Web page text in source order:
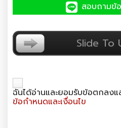
สอบถามข้
ยืนยันตัวตน Slide To
ฉันได้อ่านและยอมรับข้อตกลงแ
ข้อกำหนดและเงื่อนไข